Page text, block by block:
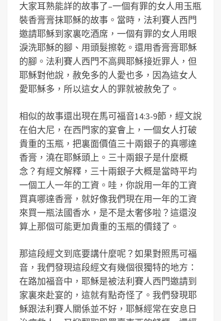
大家耳熟能詳的故事了–一個有罪的女人用玉瓶
裝香膏膏抹耶穌的故事。當時，法利賽人西門
邀請耶穌到家裏吃酒席，一個有罪的女人用眼
淚洗耶穌的腳、用頭髮擦乾。還用香膏膏耶穌
的腳。法利賽人西門不高興耶穌接近罪人，但
耶穌對他說，赦免多的人愛也多，因為這女人
愛耶穌多，所以這女人的罪就被赦免了。
相似的故事還出現在馬可福音14:3-9節，經文說
在伯大尼，在西門家的宴會上，一個女人打破
貴重的玉瓶，把裏面價值三十兩銀子的真哪達
香膏，澆在耶穌頭上。三十兩銀子是什麼概
念？有經文解釋，三十兩銀子大概是當時平均
一個工人一年的工資。哇，你說用一年的工資
買真哪達香膏，就好像我們現在用一年的工資
來買一瓶法國香水，是不是太奢侈啦？這還沒
算上那個可能更加貴重的玉瓶的價錢了。
那這段經文到底要講什麼呢？如果對照馬可福
音，我們發現這段經文有幾個很獨特的地方：
在路加福音中，耶穌是被法利賽人西門邀請到
家裏來赴宴的，這就有點奇怪了。我們發現耶
穌跟法利賽人關係並不好，耶穌經常在安息日